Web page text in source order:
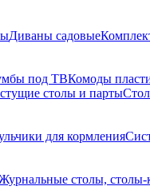
Диваны садовые
под ТВКомоды
столы и парты
для кормления
столы, столы-